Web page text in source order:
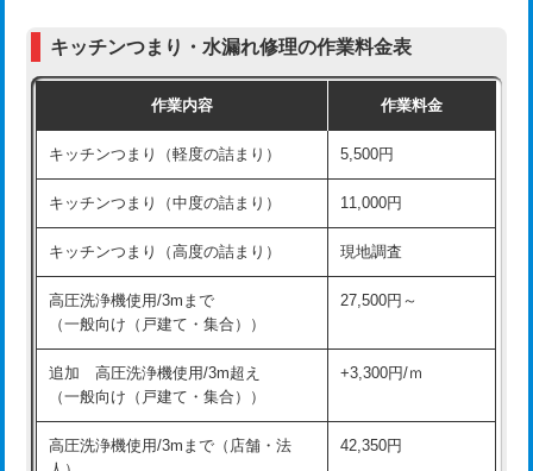
管・ポリ管・HT管使用/3ｍ超え)
排水管工事（土の掘削・埋め戻し作
11,000円~
排水管工事（排水管工事/3ｍまで） 55,000円
排水管工事（追加 排水管工事/3ｍ超
+11,000円
マス交換（深さ50㎝未満）
マス交換（深さ50㎝以上） 66,000円
コンクリート斫り（厚さ10㎝まで）
式・ワンホール）)
交換・取付(排水栓・排水トラップ
22,000円+材料費
持込商品取付（単水栓）
持込商品取付（混合水栓） 16,500円
キッチンつまり・水漏れ修理の作業料金表
作業内容 作業料金
キッチンつまり（軽度の詰まり） 5,500円
キッチンつまり（中度の詰まり） 11,000円
キッチンつまり（高度の詰まり） 現地調査
高圧洗浄機使用/3mまで
（一般向け（戸建て・集合））
27,500円～
追加 高圧洗浄機使用/3m超え
（一般向け（戸建て・集合））
+3,300円/ｍ
高圧洗浄機使用/3mまで（店舗・法
42,350円